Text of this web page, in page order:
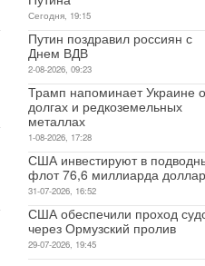
Сегодня, 19:15
Путин поздравил россиян с
Днем ВДВ
2-08-2026, 09:23
Трамп напоминает Украине о
долгах и редкоземельных
металлах
1-08-2026, 17:28
США инвестируют в
флот 76,6 миллиарда
31-07-2026, 16:52
США обеспечили проход
через Ормузский пролив
29-07-2026, 19:45